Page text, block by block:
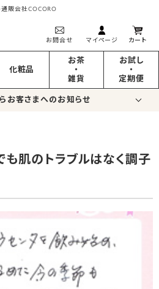
販会社COCORO
お問合せ マイページ カート
化粧品
お茶
・
雑貨
お試し
・
定期便
お客さまへのお知らせ
肌のトラブルはなく調子